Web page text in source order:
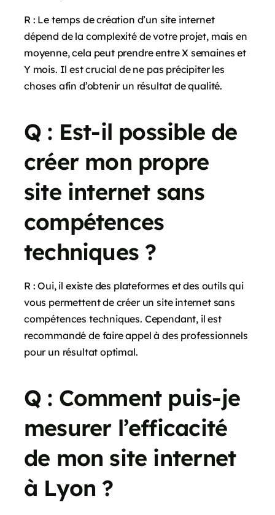
R : Le temps de création d’un site internet
dépend de la complexité de votre projet, mais en
moyenne, cela peut prendre entre X semaines et
Y mois. Il est crucial de ne pas précipiter les
choses afin d’obtenir un résultat de qualité.
Q : Est-il possible de
créer mon propre
site internet sans
compétences
techniques ?
R : Oui, il existe des plateformes et des outils qui
vous permettent de créer un site internet sans
compétences techniques. Cependant, il est
recommandé de faire appel à des professionnels
pour un résultat optimal.
Q : Comment puis-je
mesurer l’efficacité
de mon site internet
à Lyon ?